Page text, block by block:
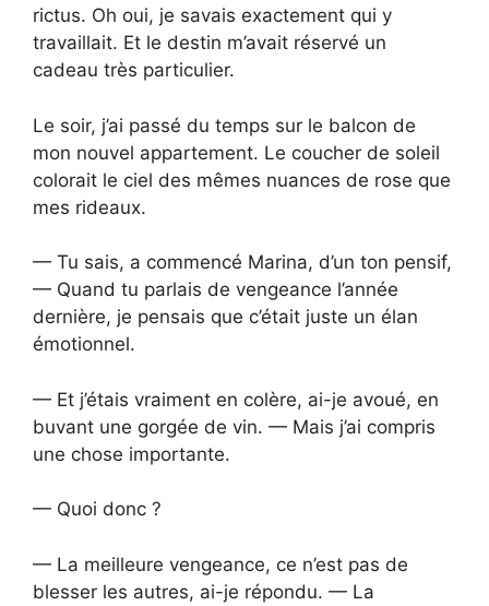
rictus. Oh oui, je savais exactement qui y
travaillait. Et le destin m’avait réservé un
cadeau très particulier.
Le soir, j’ai passé du temps sur le balcon de
mon nouvel appartement. Le coucher de soleil
colorait le ciel des mêmes nuances de rose que
mes rideaux.
— Tu sais, a commencé Marina, d’un ton pensif,
— Quand tu parlais de vengeance l’année
dernière, je pensais que c’était juste un élan
émotionnel.
— Et j’étais vraiment en colère, ai-je avoué, en
buvant une gorgée de vin. — Mais j’ai compris
une chose importante.
— Quoi donc ?
— La meilleure vengeance, ce n’est pas de
blesser les autres, ai-je répondu. — La